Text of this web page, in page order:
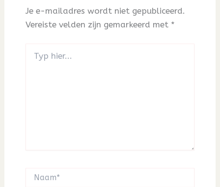
Je e-mailadres wordt niet gepubliceerd.
Vereiste velden zijn gemarkeerd met *
hier...